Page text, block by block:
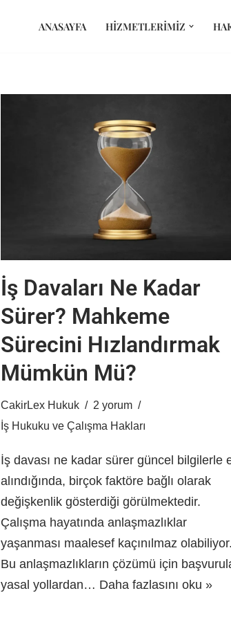
ANASAYFA HIZMETLERIMIZ
İş Davaları Ne Kadar
Sürer? Mahkeme
Sürecini Hızlandırmak
Mümkün Mü?
CakirLex Hukuk
2 yorum
İş Hukuku ve Çalışma Hakları
İş davası ne kadar sürer güncel bilgilerle
alındığında, birçok faktöre bağlı olarak
değişkenlik gösterdiği görülmektedir.
Çalışma hayatında anlaşmazlıklar
yaşanması maalesef kaçınılmaz olabiliyor.
Bu anlaşmazlıkların çözümü için
yasal yollardan… Daha fazlasını oku »